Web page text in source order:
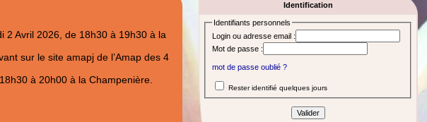
2 Avril 2026, de 18h30 à 19h30 à la
sur le site amapj de l’Amap des 4
à 20h00 à la Champenière.
Identification
Identifiants personnels
Login ou adresse email :
Mot de passe :
mot de passe oublié ?
Rester identifié quelques jours